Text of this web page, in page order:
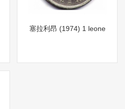
塞拉利昂 (1974) 1 leone